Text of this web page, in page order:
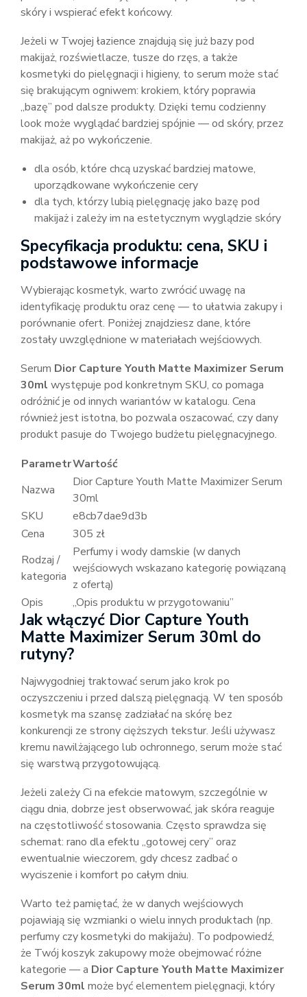
skóry i wspierać efekt końcowy.
Jeżeli w Twojej łazience znajdują się już bazy pod
makijaż, rozświetlacze, tusze do rzęs, a także
kosmetyki do pielęgnacji i higieny, to serum może stać
się brakującym ogniwem: krokiem, który poprawia
„bazę” pod dalsze produkty. Dzięki temu codzienny
look może wyglądać bardziej spójnie — od skóry, przez
makijaż, aż po wykończenie.
dla osób, które chcą uzyskać bardziej matowe,
uporządkowane wykończenie cery
dla tych, którzy lubią pielęgnację jako bazę pod
makijaż i zależy im na estetycznym wyglądzie skóry
Specyfikacja produktu: cena, SKU i
podstawowe informacje
Wybierając kosmetyk, warto zwrócić uwagę na
identyfikację produktu oraz cenę — to ułatwia zakupy i
porównanie ofert. Poniżej znajdziesz dane, które
zostały uwzględnione w materiałach wejściowych.
Serum Dior Capture Youth Matte Maximizer Serum
30ml występuje pod konkretnym SKU, co pomaga
odróżnić je od innych wariantów w katalogu. Cena
również jest istotna, bo pozwala oszacować, czy dany
produkt pasuje do Twojego budżetu pielęgnacyjnego.
ParametrWartość
Nazwa
Dior Capture Youth Matte Maximizer Serum
30ml
SKU
e8cb7dae9d3b
Cena
305 zł
Rodzaj /
kategoria
Perfumy i wody damskie (w danych
wejściowych wskazano kategorię powiązaną
z ofertą)
Opis
„Opis produktu w przygotowaniu”
Jak włączyć Dior Capture Youth
Matte Maximizer Serum 30ml do
rutyny?
Najwygodniej traktować serum jako krok po
oczyszczeniu i przed dalszą pielęgnacją. W ten sposób
kosmetyk ma szansę zadziałać na skórę bez
konkurencji ze strony cięższych tekstur. Jeśli używasz
kremu nawilżającego lub ochronnego, serum może stać
się warstwą przygotowującą.
Jeżeli zależy Ci na efekcie matowym, szczególnie w
ciągu dnia, dobrze jest obserwować, jak skóra reaguje
na częstotliwość stosowania. Często sprawdza się
schemat: rano dla efektu „gotowej cery” oraz
ewentualnie wieczorem, gdy chcesz zadbać o
wyciszenie i komfort po całym dniu.
Warto też pamiętać, że w danych wejściowych
pojawiają się wzmianki o wielu innych produktach (np.
perfumy czy kosmetyki do makijażu). To podpowiedź,
że Twój koszyk zakupowy może obejmować różne
kategorie — a Dior Capture Youth Matte Maximizer
Serum 30ml może być elementem pielęgnacji, który